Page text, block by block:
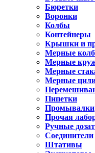
Бюретки
Воронки
Колбы
Контейнеры
Крышки и
Мерные
Мерные
Мерные
Мерные
Пипетки
Промывалки
Прочая
Ручные
Соединители
Штативы